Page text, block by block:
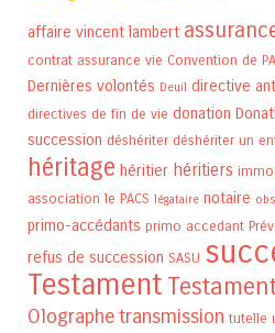
affaire vincent lambert
contrat assurance vie Convention de
Dernières volontés Deuil directive
directives de fin de vie donation
succession déshériter déshériter un
héritage héritier héritiers
association le PACS légataire notaire
primo-accédants primo accedant
refus de succession SASU
Testament
Olographetransmission tutelle